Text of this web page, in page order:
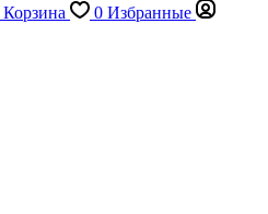
Корзина 0 Избранные